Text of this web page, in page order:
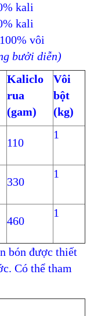
kali
kali
vôi
bưởi diễn)
Kaliclo
rua
(gam)
Vôi
bột
(kg)
110
1
330
1
460
1
bón được thiết
Có thể tham